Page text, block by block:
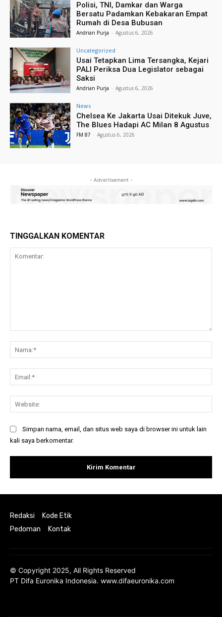
Polisi, TNI, Damkar dan Warga
Bersatu Padamkan Kebakaran Empat
Rumah di Desa Bubusan
Andrian Purja - Agustus 6, 2026
Uncategorized
Usai Tetapkan Lima Tersangka, Kejari
PALI Periksa Dua Legislator sebagai
Saksi
Andrian Purja - Agustus 6, 2026
News
Chelsea Ke Jakarta Usai Ditekuk Juve,
The Blues Hadapi AC Milan 8 Agustus
FM 87 - Agustus 6, 2026
- Advertisement -
TINGGALKAN KOMENTAR
Simpan nama, email, dan situs web saya di browser ini untuk lain
kali saya berkomentar.
Redaksi
Kode Etik
Pedoman
Kontak
© Copyright 2025, All Rights Reserved
PT Difa Euronika Indonesia. www.difaeuronika.com